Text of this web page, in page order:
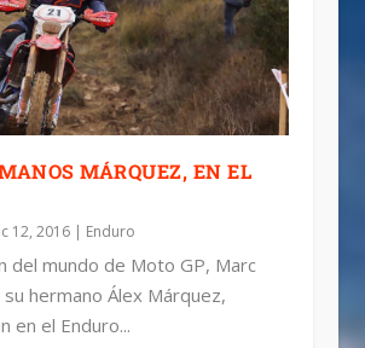
MÁRQUEZ, EN EL
12, 2016| Enduro
del mundo de Moto GP, Marc
hermano Álex Márquez,
en el Enduro...